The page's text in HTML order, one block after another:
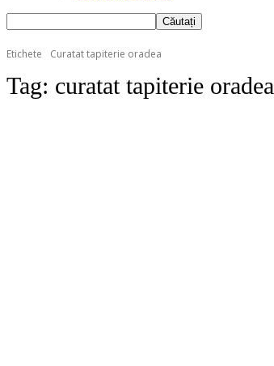
Etichete Curatat tapiterie oradea
Tag: curatat tapiterie oradea